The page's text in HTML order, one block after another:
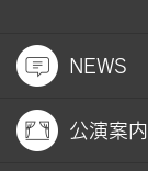
NEWS
公演案内